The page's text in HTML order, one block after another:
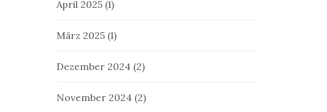
April 2025 (1)
März 2025 (1)
Dezember 2024 (2)
November 2024 (2)